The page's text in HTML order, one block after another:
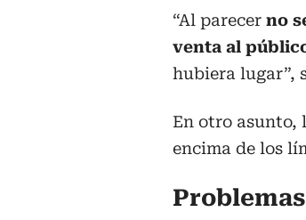
“Al parecer no
venta al
hubiera lugar”,
En otro asunto,
encima de los